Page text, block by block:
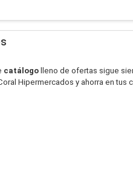
catálogo lleno de ofertas sigue
Hipermercados y ahorra en tus